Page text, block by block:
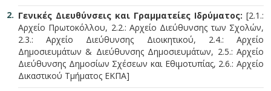
Γενικές Διευθύνσεις και Γραμματείες Ιδρύματος: [2.1.:
Αρχείο Πρωτοκόλλου, 2.2.: Αρχείο Διεύθυνσης των Σχολών,
2.3.: Αρχείο Διεύθυνσης Διοικητικού, 2.4.: Αρχείο
Δημοσιευμάτων & Διεύθυνσης Δημοσιευμάτων, 2.5.: Αρχείο
Διεύθυνσης Δημοσίων Σχέσεων και Εθιμοτυπίας, 2.6.: Αρχείο
Δικαστικού Τμήματος ΕΚΠΑ]